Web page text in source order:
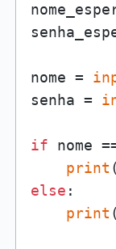
nome =
senha =
if nome
print (
else :
print (